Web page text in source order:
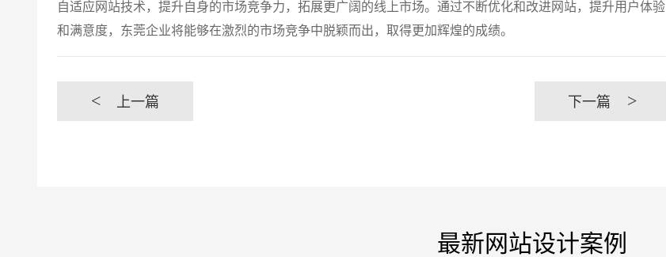
自适应网站技术，提升自身的市场竞争力，拓展更广阔的线上市场。通过不断优化和改进网站，提升用户体验
和满意度，东莞企业将能够在激烈的市场竞争中脱颖而出，取得更加辉煌的成绩。
< 上一篇 下一篇 >
最新网站设计案例